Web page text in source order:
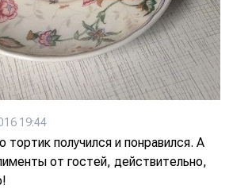
19:44
тортик получился и понравился. А
от гостей, действительно,